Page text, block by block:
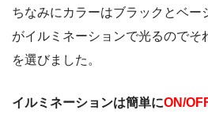
ちなみにカラーはブラックとベー
がイルミネーションで光るのでそ
を選びました。
イルミネーションは簡単にON/